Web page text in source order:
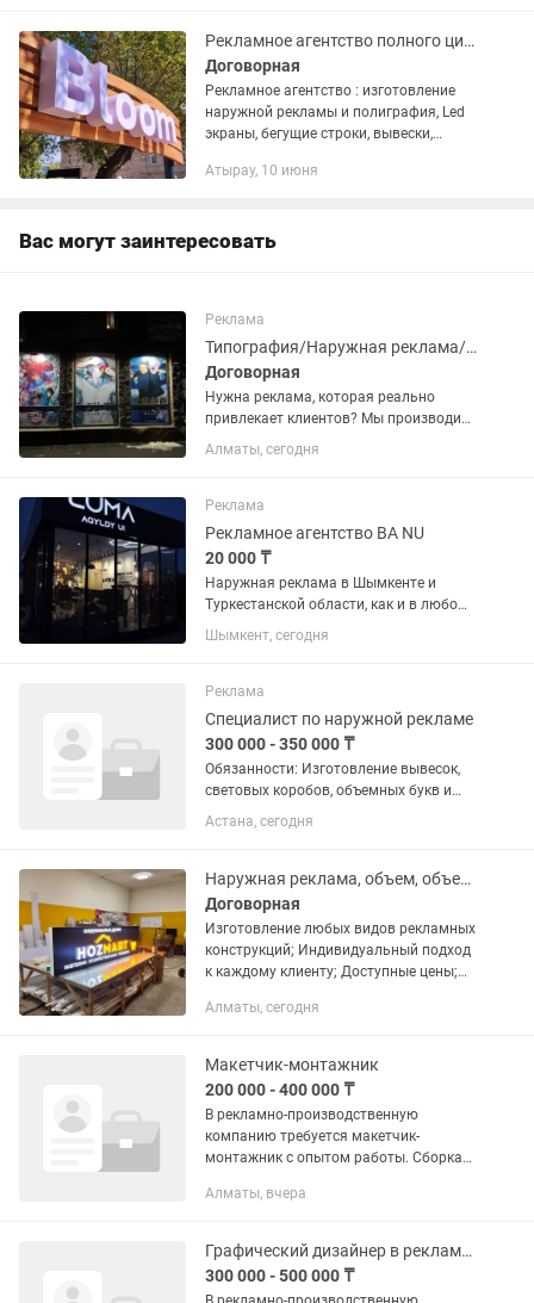
Рекламное агентство полного цикла, наружная реклама и полиграфия
Договорная
Рекламное агентство : изготовление
наружной рекламы и полиграфия, Led
экраны, бегущие строки, вывески,
наклейки, брендирование транспорта
Атырау, 10 июня
Вас могут заинтересовать
Реклама
Типография/Наружная реклама/Шелкография
Договорная
Нужна реклама, которая реально
привлекает клиентов? Мы производим
всё-от стильных визиток до
масштабных рекламных стендов и
оборудовании, гарантируем четкую...
Алматы, сегодня
Реклама
Рекламное агентство ВА NU
20 000 ₸
Наружная реклама в Шымкенте и
Туркестанской области, как и в любом
современном городе, занимает особое
место. Сложно представить себе
кампанию, которая не включала...
Шымкент, сегодня
Реклама
Специалист по наружной рекламе
300 000 - 350 000 ₸
Обязанности: Изготовление вывесок,
световых коробов, объемных букв и
рекламных конструкций. Сборка
изделий из ПВХ, акрила, композита,
и демонтаж наружной...
Астана, сегодня
Наружная реклама, объем, объемные, светящиеся буквы, лайтбоксы,вывески.
Договорная
Изготовление любых видов рекламных
конструкций; Индивидуальный подход
к каждому клиенту; Доступные цены;
Наличие собственной
Алматы, сегодня
Макетчик-монтажник
200 000 - 400 000 ₸
В рекламно-производственную
компанию требуется макетчик-
монтажник с опытом работы. Сборка
работа с самоклеящейся пленкой и т.д.,
Зарплата...
Алматы, вчера
Графический дизайнер в рекламное агентство
300 000 - 500 000 ₸